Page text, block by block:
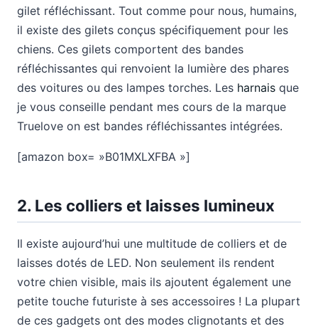
gilet réfléchissant. Tout comme pour nous, humains,
il existe des gilets conçus spécifiquement pour les
chiens. Ces gilets comportent des bandes
réfléchissantes qui renvoient la lumière des phares
des voitures ou des lampes torches. Les harnais que
je vous conseille pendant mes cours de la marque
Truelove on est bandes réfléchissantes intégrées.
[amazon box= »B01MXLXFBA »]
2. Les colliers et laisses lumineux
Il existe aujourd’hui une multitude de colliers et de
laisses dotés de LED. Non seulement ils rendent
votre chien visible, mais ils ajoutent également une
petite touche futuriste à ses accessoires ! La plupart
de ces gadgets ont des modes clignotants et des